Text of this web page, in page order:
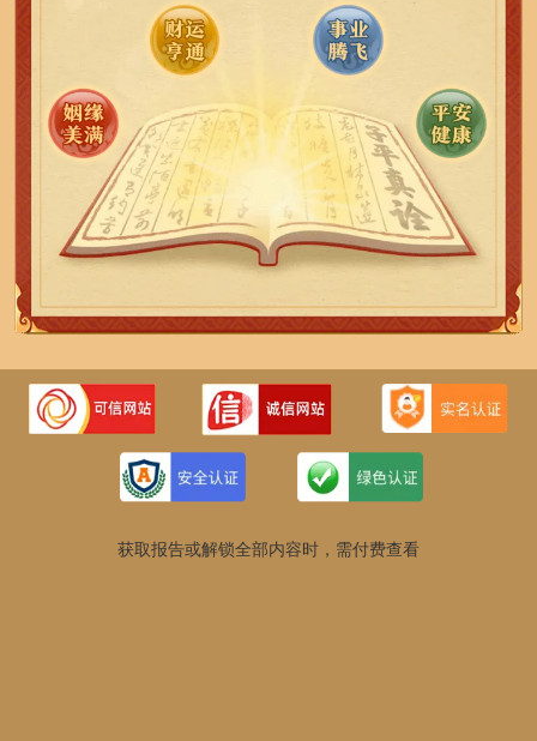
获取报告或解锁全部内容时，需付费查看